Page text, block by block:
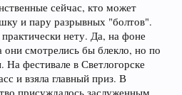
сейчас, кто может
и пару разрывных "болтов".
нету. Да, на фоне
они смотрелись бы блекло, но по
фестивале в Светлогорске
и взяла главный приз. В